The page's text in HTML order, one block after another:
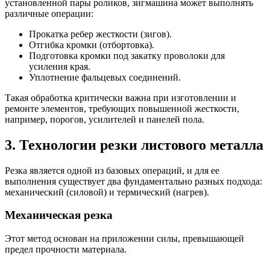
установленной пары роликов, зигмашина может выполнять
различные операции:
Прокатка ребер жесткости (зигов).
Отгибка кромки (отбортовка).
Подготовка кромки под закатку проволоки для
усиления края.
Уплотнение фальцевых соединений.
Такая обработка критически важна при изготовлении и
ремонте элементов, требующих повышенной жесткости,
например, порогов, усилителей и панелей пола.
3. Технологии резки листового металла
Резка является одной из базовых операций, и для ее
выполнения существует два фундаментально разных подхода:
механический (силовой) и термический (нагрев).
Механическая резка
Этот метод основан на приложении силы, превышающей
предел прочности материала.